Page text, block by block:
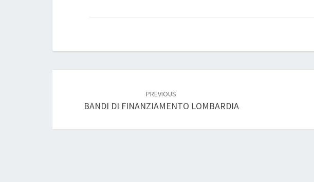
PREVIOUS
BANDI DI FINANZIAMENTO LOMBARDIA